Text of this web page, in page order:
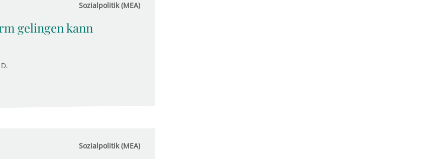
Sozialpolitik (MEA)
gelingen kann
Sozialpolitik (MEA)